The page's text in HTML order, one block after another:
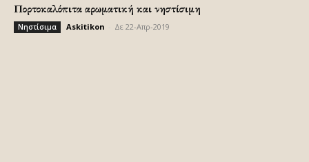
Πορτοκαλόπιτα αρωματική και νηστίσιμη
Νηστίσιμα Askitikon Δε 22-Απρ-2019